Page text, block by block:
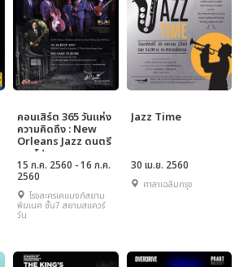
คอนเสิร์ต 365 วันแห่ง
ความคิดถึง : New
Orleans Jazz ดนตรี
ทรงโปรด
15 ก.ค. 2560 - 16 ก.ค.
2560
โรงละครเคแบงก์สยาม
พิฆเนศ ชั้น7 สยามสแควร์
วัน
Jazz Time
30 เม.ย. 2560
ศาลาเฉลิมกรุง